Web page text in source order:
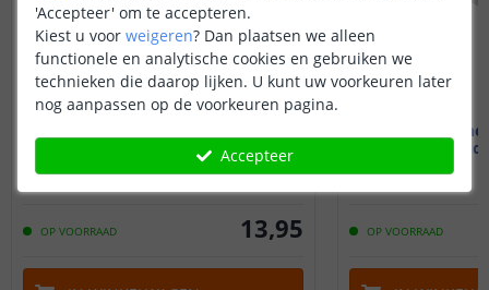
OP VOORRAAD 13,95
1,5M -
OP VOORRAAD
'Accepteer' om te accepteren.
Kiest u voor weigeren? Dan plaatsen we alleen
functionele en analytische cookies en gebruiken we
technieken die daarop lijken. U kunt uw voorkeuren later
nog aanpassen op de voorkeuren pagina.
Accepteer